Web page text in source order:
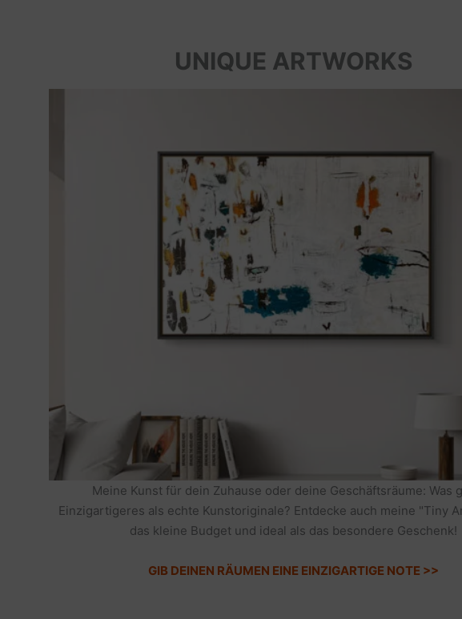
UNIQUE ARTWORKS
Meine Kunst für dein Zuhause oder deine Geschäftsräume: Was
Einzigartigeres als echte Kunstoriginale? Entdecke auch meine "Tiny
das kleine Budget und ideal als das besondere Geschenk!
GIB DEINEN RÄUMEN EINE EINZIGARTIGE NOTE >>